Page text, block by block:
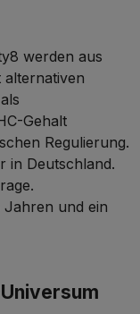
werden aus
alternativen
Gehalt
Regulierung.
in Deutschland.
und ein